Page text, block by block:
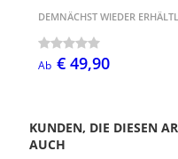
DEMNÄCHST WIEDER
Ab € 49,90
KUNDEN, DIE DIESEN
AUCH